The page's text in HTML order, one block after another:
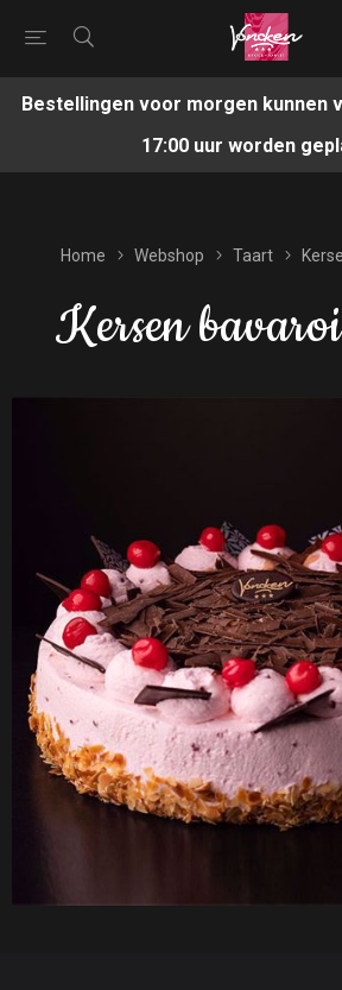
Bestellingen voor morgen kunnen
17:00 uur worden
Home Webshop Taart
Kersen